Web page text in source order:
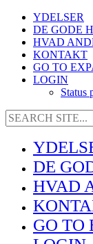
YDELSER
DE GODE
HVAD
KONTAKT
GO TO
LOGIN
Status
DE
HVAD
GO TO